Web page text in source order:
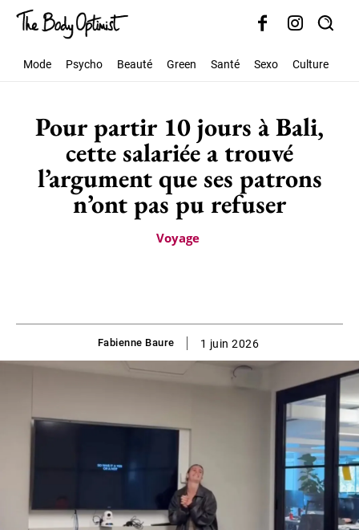
Mode Psycho Beauté Green Santé Sexo Culture
Pour partir 10 jours à Bali,
cette salariée a trouvé
l’argument que ses patrons
n’ont pas pu refuser
Voyage
Fabienne Baure 1 juin 2026